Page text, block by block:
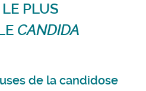
PLUS
CANDIDA
de la candidose